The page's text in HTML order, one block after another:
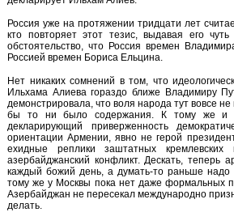
Россия уже на протяжении тридцати лет
кто повторяет этот тезис, выдавая его
обстоятельство, что Россия времен
Россией времен Бориса Ельцина.
Нет никаких сомнений в том, что
Ильхама Алиева гораздо ближе Владимиру
демонстрировала, что воля народа тут вовсе
бы то ни было содержания. К тому же и
декларирующий приверженность
ориентации Армении, явно не герой
ехидные реплики заштатных кремлевских
азербайджанский конфликт. Дескать, теперь
каждый божий день, а думать-то раньше
тому же у Москвы пока нет даже формальных
Азербайджан не пересекал международно
делать.